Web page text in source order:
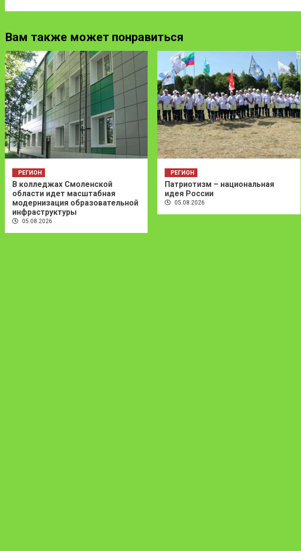
Вам также может понравиться
РЕГИОН
В колледжах Смоленской
области идет масштабная
модернизация образовательной
инфраструктуры
05.08.2026
РЕГИОН
Патриотизм – национальная
идея России
05.08.2026